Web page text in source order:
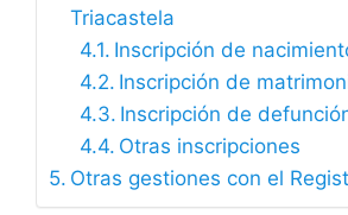
Triacastela
Inscripción de
Inscripción de
Inscripción de
Otras inscripciones
Otras gestiones con el